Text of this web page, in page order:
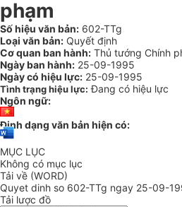
phạm
Số hiệu văn bản: 602-TTg
Loại văn bản: Quyết định
Cơ quan ban hành: Thủ tướng Chính
Ngày ban hành: 25-09-1995
Ngày có hiệu lực: 25-09-1995
Tình trạng hiệu lực: Đang có hiệu lực
Ngôn ngữ:
Định dạng văn bản hiện có:
MỤC LỤC
Không có mục lục
Tải về (WORD)
Quyet dinh so 602-TTg ngay 25-09-
Tải lược đồ